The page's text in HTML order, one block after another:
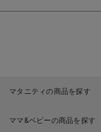
マタニティの商品を探す
ママ&ベビーの商品を探す